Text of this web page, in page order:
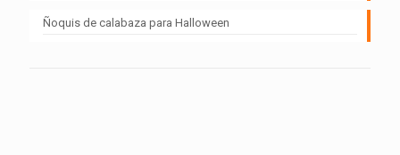
Ñoquis de calabaza para Halloween